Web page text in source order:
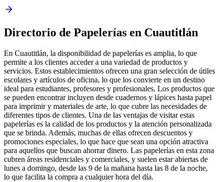
Directorio de Papelerías en Cuautitlán
En Cuautitlán, la disponibilidad de papelerías es amplia, lo que
permite a los clientes acceder a una variedad de productos y
servicios. Estos establecimientos ofrecen una gran selección de útiles
escolares y artículos de oficina, lo que los convierte en un destino
ideal para estudiantes, profesores y profesionales. Los productos que
se pueden encontrar incluyen desde cuadernos y lápices hasta papel
para imprimir y materiales de arte, lo que cubre las necesidades de
diferentes tipos de clientes. Una de las ventajas de visitar estas
papelerías es la calidad de los productos y la atención personalizada
que se brinda. Además, muchas de ellas ofrecen descuentos y
promociones especiales, lo que hace que sean una opción atractiva
para aquellos que buscan ahorrar dinero. Las papelerías en esta zona
cubren áreas residenciales y comerciales, y suelen estar abiertas de
lunes a domingo, desde las 9 de la mañana hasta las 8 de la noche,
lo que facilita la compra a cualquier hora del día.